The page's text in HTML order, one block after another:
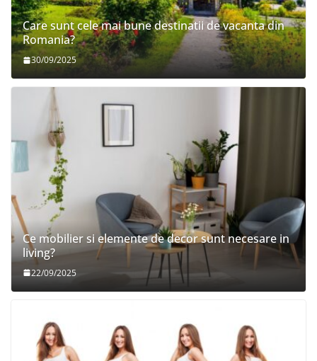
Care sunt cele mai bune destinatii de vacanta din
Romania?
30/09/2025
Ce mobilier si elemente de decor sunt necesare in
living?
22/09/2025